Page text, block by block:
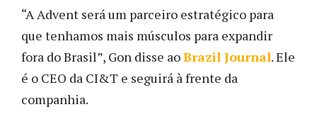
“A Advent será um parceiro estratégico para
que tenhamos mais músculos para expandir
fora do Brasil”, Gon disse aoBrazil Journal. Ele
é o CEO da CI&T e seguirá à frente da
companhia.